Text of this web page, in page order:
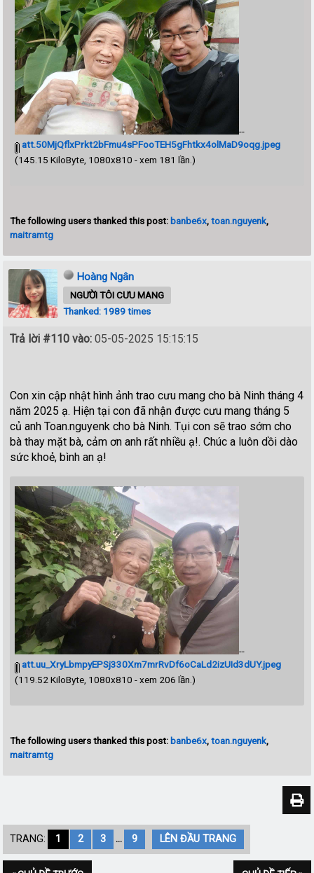
--
att.50MjQflxPrkt2bFmu4sPFooTEH5gFhtkx4olMaD9oqg.jpeg
(145.15 KiloByte, 1080x810 - xem 181 lần.)
The following users thanked this post: banbe6x,toan.nguyenk,
maitramtg
Hoàng Ngân
NGƯỜI TÔI CƯU MANG
Thanked: 1989 times
Trả lời #110 vào: 05-05-2025 15:15:15
Con xin cập nhật hình ảnh trao cưu mang cho bà Ninh tháng 4
năm 2025 ạ. Hiện tại con đã nhận được cưu mang tháng 5
củ anh Toan.nguyenk cho bà Ninh. Tụi con sẽ trao sớm cho
bà thay mặt bà, cảm ơn anh rất nhiều ạ!. Chúc a luôn dồi dào
sức khoẻ, bình an ạ!
--
att.uu_XryLbmpyEPSj330Xm7mrRvDf6oCaLd2izUId3dUY.jpeg
(119.52 KiloByte, 1080x810 - xem 206 lần.)
The following users thanked this post: banbe6x,toan.nguyenk,
maitramtg
TRANG: 1 2 3 ... 9 LÊN ĐẦU TRANG